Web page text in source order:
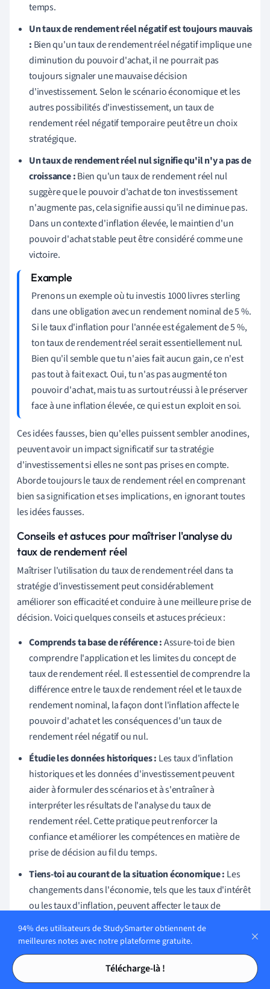
Tables des matières
Tables des matières
temps.
Un taux de rendement réel négatif est toujours mauvais
: Bien qu'un taux de rendement réel négatif implique une
diminution du pouvoir d'achat, il ne pourrait pas
toujours signaler une mauvaise décision
d'investissement. Selon le scénario économique et les
autres possibilités d'investissement, un taux de
rendement réel négatif temporaire peut être un choix
stratégique.
Un taux de rendement réel nul signifie qu'il n'y a pas de
croissance :Bien qu'un taux de rendement réel nul
suggère que le pouvoir d'achat de ton investissement
n'augmente pas, cela signifie aussi qu'il ne diminue pas.
Dans un contexte d'inflation élevée, le maintien d'un
pouvoir d'achat stable peut être considéré comme une
victoire.
Prenons un exemple où tu investis 1000 livres sterling
dans une obligation avec un rendement nominal de 5 %.
Si le taux d'inflation pour l'année est également de 5 %,
ton taux de rendement réel serait essentiellement nul.
Bien qu'il semble que tu n'aies fait aucun gain, ce n'est
pas tout à fait exact. Oui, tu n'as pas augmenté ton
pouvoir d'achat, mais tu as surtout réussi à le préserver
face à une inflation élevée, ce qui est un exploit en soi.
Ces idées fausses, bien qu'elles puissent sembler anodines,
peuvent avoir un impact significatif sur ta stratégie
d'investissement si elles ne sont pas prises en compte.
Aborde toujours le taux de rendement réel en comprenant
bien sa signification et ses implications, en ignorant toutes
les idées fausses.
Conseils et astuces pour maîtriser l'analyse du
taux de rendement réel
Maîtriser l'utilisation du taux de rendement réel dans ta
stratégie d'investissement peut considérablement
améliorer son efficacité et conduire à une meilleure prise de
décision. Voici quelques conseils et astuces précieux :
Comprends ta base de référence :Assure-toi de bien
comprendre l'application et les limites du concept de
taux de rendement réel. Il est essentiel de comprendre la
différence entre le taux de rendement réel et le taux de
rendement nominal, la façon dont l'inflation affecte le
pouvoir d'achat et les conséquences d'un taux de
rendement réel négatif ou nul.
Étudie les données historiques : Les taux d'inflation
historiques et les données d'investissement peuvent
aider à formuler des scénarios et à s'entraîner à
interpréter les résultats de l'analyse du taux de
rendement réel. Cette pratique peut renforcer la
confiance et améliorer les compétences en matière de
prise de décision au fil du temps.
Tiens-toi au courant de la situation économique : Les
changements dans l'économie, tels que les taux d'intérêt
ou les taux d'inflation, peuvent affecter le taux de
peut aider à se préparer à des changements inattendus
du taux de rendement réel.
Tenir compte de la tendance du marché :
94% des utilisateurs de StudySmarter obtiennent de
meilleures notes avec notre plateforme gratuite.
Télécharge-là !